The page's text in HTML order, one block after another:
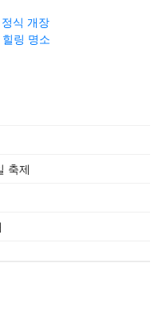
식 개장
링 명소
축제